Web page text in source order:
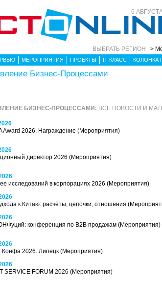
6
ВЫБРАТЬ РЕГИОН >
МЕРОПРИЯТИЯ ПРОЕКТЫ IT КЛАСС КОЛОНКА
Бизнес-Процессами
БИЗНЕС-ПРОЦЕССАМИ: ВСЕ НОВОСТИ И
Award 2026. Награждение (Мероприятия)
директор 2026 (Мероприятия)
исследований в корпорациях 2026 (Мероприятия)
к Китаю: расчёты, цепочки, отношения
конференция по B2B продажам (Мероприятия)
2026. Липецк (Мероприятия)
SERVICE FORUM 2026 (Мероприятия)